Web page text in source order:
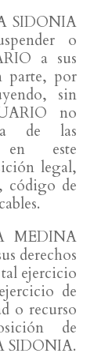
SIDONIA
o
a sus
parte, por
sin
no
de las
en este
legal,
código de
MEDINA
derechos
ejercicio
de
o recurso
de
SIDONIA.